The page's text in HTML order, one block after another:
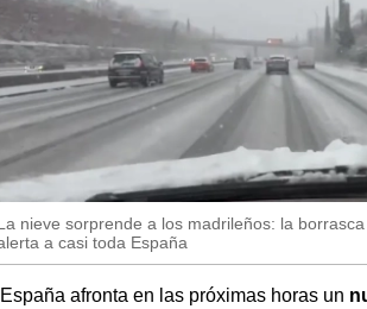
OPINIÓN
MUNICIPIOS
nieve sorprende a los madrileños: la
a casi toda España
España afronta en las próximas horas un